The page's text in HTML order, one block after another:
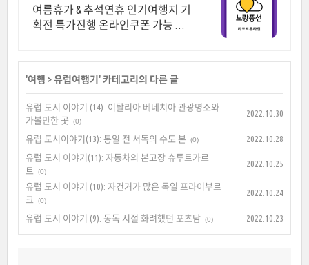
기획전 특가 진행
여름휴가 & 추석연휴 인기여행지 기
획전 특가진행 온라인쿠폰 가능 유
'여행 >유럽여행기 ' 카테고리의 다른 글
유럽 도시 이야기 (14): 이탈리아 베네치아 관광명소와
가볼만한 곳
(0)
2022.10.30
유럽 도시이야기(13): 통일 전 서독의 수도 본 (0)
2022.10.28
유럽 도시 이야기(11): 자동차의 본고장 슈투트가르
트
(0)
2022.10.25
유럽 도시 이야기 (10): 자건거가 많은 독일 프라이부르
크
(0)
2022.10.24
유럽 도시 이야기 (9): 동독 시절 화려했던 포츠담 (0) 2022.10.23